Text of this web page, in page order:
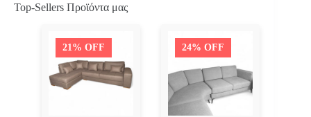
Top-Sellers Προϊόντα μας
21% OFF 24% OFF